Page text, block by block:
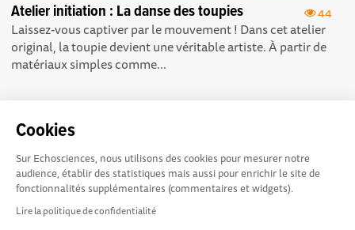
Cookies
Sur Echosciences, nous utilisons des cookies pour mesurer notre
audience, établir des statistiques mais aussi pour enrichir le site de
fonctionnalités supplémentaires (commentaires et widgets).
Lire la politique de confidentialité
44
Atelier initiation : La danse des toupies
Laissez-vous captiver par le mouvement ! Dans cet atelier
original, la toupie devient une véritable artiste. À partir de
matériaux simples comme...
Conditions Générales d'utilisation
Echosciences Sud
Provence-Alpes-Côte
d'Azur est à l'initiative de la Région Sud et de la Délégation
régionale académique pour la Recherche et l'Innovation